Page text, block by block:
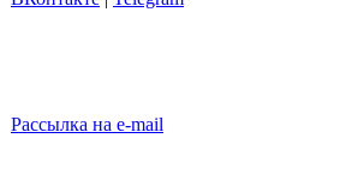
Рассылка на e-mail